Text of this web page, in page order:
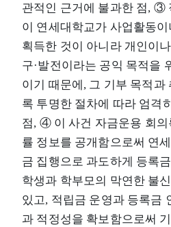
관적인 근거에 불과한 점, ③
이 연세대학교가 사업활동
획득한 것이 아니라 개인이
구·발전이라는 공익 목적을
이기 때문에, 그 기부 목적과
록 투명한 절차에 따라 엄격
점, ④ 이 사건 자금운용 회
률 정보를 공개함으로써 연
금 집행으로 과도하게 등록
학생과 학부모의 막연한 불
있고, 적립금 운영과 등록금
과 적정성을 확보함으로써